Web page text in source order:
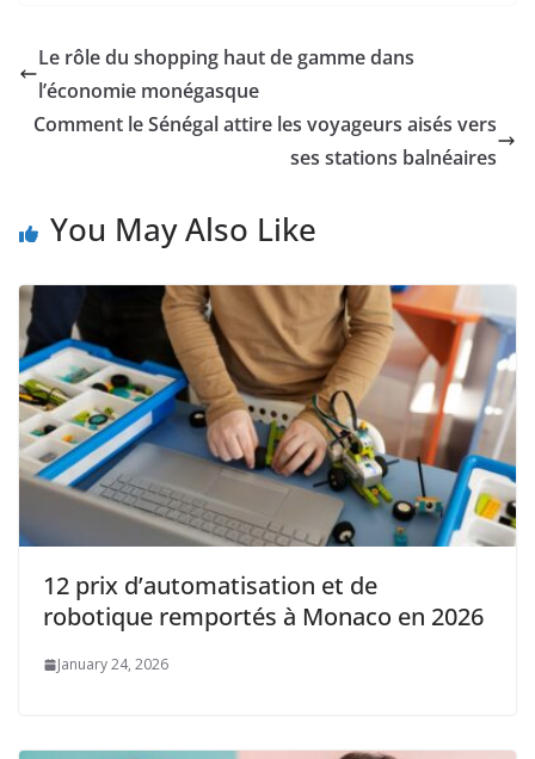
Le rôle du shopping haut de gamme dans
l’économie monégasque
Comment le Sénégal attire les voyageurs aisés vers
ses stations balnéaires
You May Also Like
12 prix d’automatisation et de
robotique remportés à Monaco en 2026
January 24, 2026